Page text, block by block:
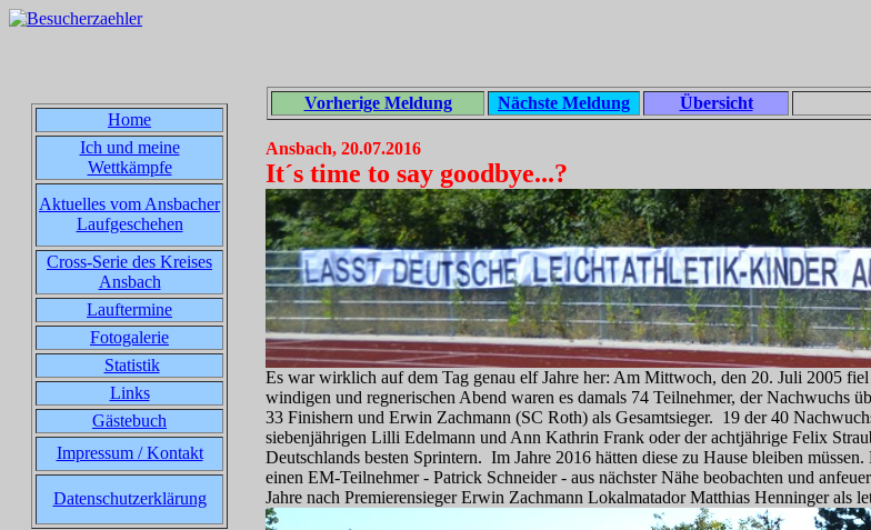
Home
Ich und meine
Wettkämpfe
Aktuelles vom Ansbacher
Laufgeschehen
Cross-Serie des Kreises
Ansbach
Lauftermine
Fotogalerie
Statistik
Links
Gästebuch
Impressum / Kontakt
Datenschutzerklärung
Vorherige Meldung Nächste Meldung Übersicht
Ansbach, 20.07.2016
It´s time to say goodbye...?
Es war wirklich auf dem Tag genau elf Jahre her: Am Mittwoch, den 20. Juli 2005
windigen und regnerischen Abend waren es damals 74 Teilnehmer, der
33 Finishern und Erwin Zachmann (SC Roth) als Gesamtsieger. 19 der 40
siebenjährigen Lilli Edelmann und Ann Kathrin Frank oder der achtjährige Felix
Deutschlands besten Sprintern. Im Jahre 2016 hätten diese zu Hause bleiben
einen EM-Teilnehmer - Patrick Schneider - aus nächster Nähe beobachten und
Jahre nach Premierensieger Erwin Zachmann Lokalmatador Matthias Henninger als